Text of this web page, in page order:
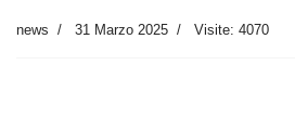
news 31 Marzo 2025 Visite: 4070